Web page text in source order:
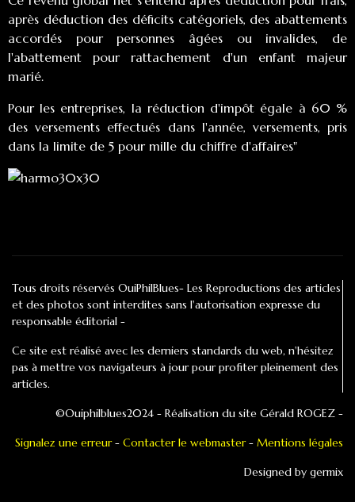
après déduction des déficits catégoriels, des abattements
accordés pour personnes âgées ou invalides, de
l'abattement pour rattachement d'un enfant majeur
marié.
Pour les entreprises, la réduction d'impôt égale à 60 %
des versements effectués dans l'année, versements, pris
dans la limite de 5 pour mille du chiffre d'affaires"
Tous droits réservés OuiPhilBlues- Les Reproductions des articles
et des photos sont interdites sans l'autorisation expresse du
responsable éditorial -
Ce site est réalisé avec les derniers standards du web, n'hésitez
pas à mettre vos navigateurs à jour pour profiter pleinement des
articles.
©Ouiphilblues2024 - Réalisation du site Gérald ROGEZ -
Signalez une erreur- Contacter le webmaster- Mentions légales
Designed by germix